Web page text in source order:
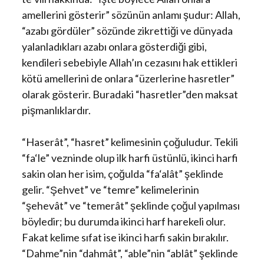
amellerini gösterir” sözünün anlamı şudur: Allah,
“azabı gördüler” sözünde zikrettiği ve dünyada
yalanladıkları azabı onlara gösterdiği gibi,
kendileri sebebiyle Allah’ın cezasını hak ettikleri
kötü amellerini de onlara “üzerlerine hasretler”
olarak gösterir. Buradaki “hasretler”den maksat
pişmanlıklardır.
“Haserât”, “hasret” kelimesinin çoğuludur. Tekili
“fa‘le” vezninde olup ilk harfi üstünlü, ikinci harfi
sakin olan her isim, çoğulda “fa‘alât” şeklinde
gelir. “Şehvet” ve “temre” kelimelerinin
“şehevât” ve “temerât” şeklinde çoğul yapılması
böyledir; bu durumda ikinci harf harekeli olur.
Fakat kelime sıfat ise ikinci harfi sakin bırakılır.
“Dahme”nin “dahmât”, “able”nin “ablât” şeklinde